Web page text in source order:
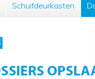
Schuifdeurkasten